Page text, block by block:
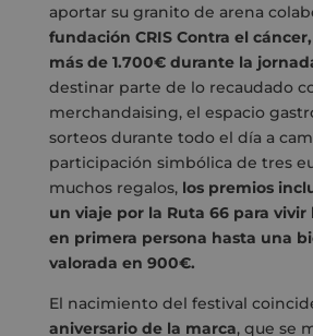
aportar su granito de arena
fundación CRIS Contra el
más de 1.700€ durante la
destinar parte de lo recaudado
merchandaising, el espacio
sorteos durante todo el día a
participación simbólica de tres
muchos regalos, los premios
un viaje por la Ruta 66 para vivir
en primera persona hasta una
valorada en 900€.
El nacimiento del festival
aniversario de la marca, que se